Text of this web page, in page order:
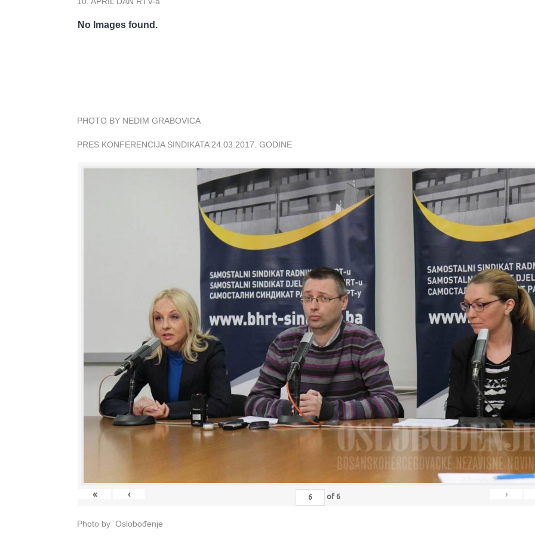
No Images found.
PHOTO BY NEDIM GRABOVICA
PRES KONFERENCIJA SINDIKATA 24.03.2017. GODINE
« ‹ of 6 ›
Photo by Oslobođenje